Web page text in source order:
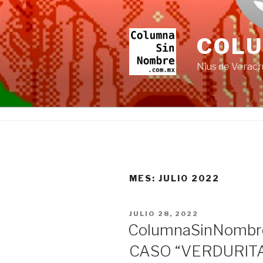
Ir
al
contenido
Nius de
MES: JULIO 2022
PUBLICADO
JULIO 28, 2022
CASO